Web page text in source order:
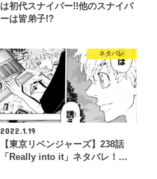
は初代スナイパー!!他のスナイパ
ーは皆弟子!?
ネタバレ
2022.1.19
【東京リベンジャーズ】238話
「Really into it」ネタバレ！…